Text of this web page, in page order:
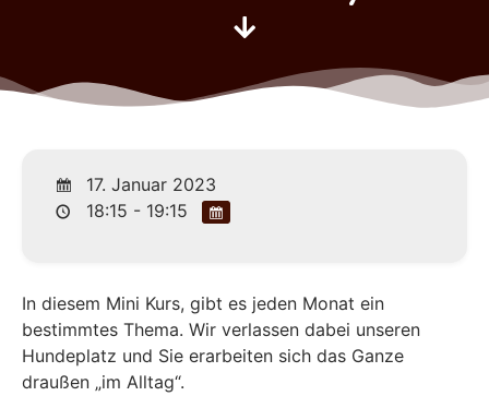
17. Januar 2023
18:15 - 19:15
In diesem Mini Kurs, gibt es jeden Monat ein
bestimmtes Thema. Wir verlassen dabei unseren
Hundeplatz und Sie erarbeiten sich das Ganze
draußen „im Alltag“.